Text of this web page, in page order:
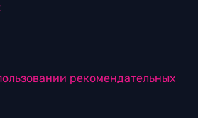
рекомендательных